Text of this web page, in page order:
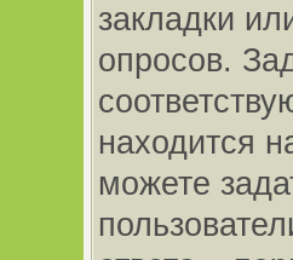
закладки
опросов.
находится
можете